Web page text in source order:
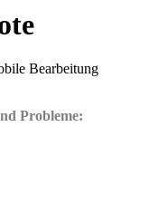
Bearbeitung
Probleme: